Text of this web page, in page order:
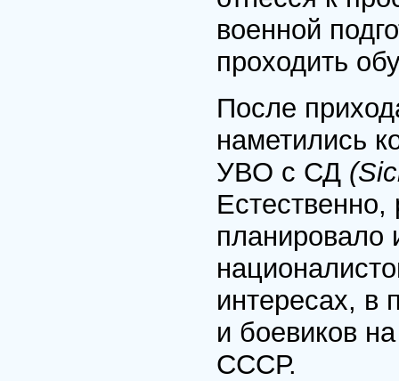
военной
проходить
После
наметились
УВО с СД
планировало
интересах, в
и боевиков
СССР.